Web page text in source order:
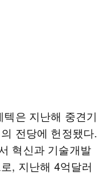
은 지난해 중견기
전당에 헌정됐다.
혁신과 기술개발
, 지난해 4억달러